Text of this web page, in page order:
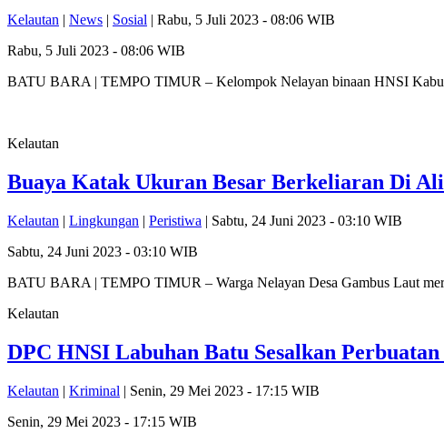
Kelautan | News | Sosial | Rabu, 5 Juli 2023 - 08:06 WIB
Rabu, 5 Juli 2023 - 08:06 WIB
BATU BARA | TEMPO TIMUR – Kelompok Nelayan binaan HNSI
Kelautan
Buaya Katak Ukuran Besar Berkeliaran Di
Kelautan | Lingkungan | Peristiwa | Sabtu, 24 Juni 2023 - 03:10 WIB
Sabtu, 24 Juni 2023 - 03:10 WIB
BATU BARA | TEMPO TIMUR – Warga Nelayan Desa Gambus Laut
Kelautan
DPC HNSI Labuhan Batu Sesalkan
Kelautan | Kriminal | Senin, 29 Mei 2023 - 17:15 WIB
Senin, 29 Mei 2023 - 17:15 WIB